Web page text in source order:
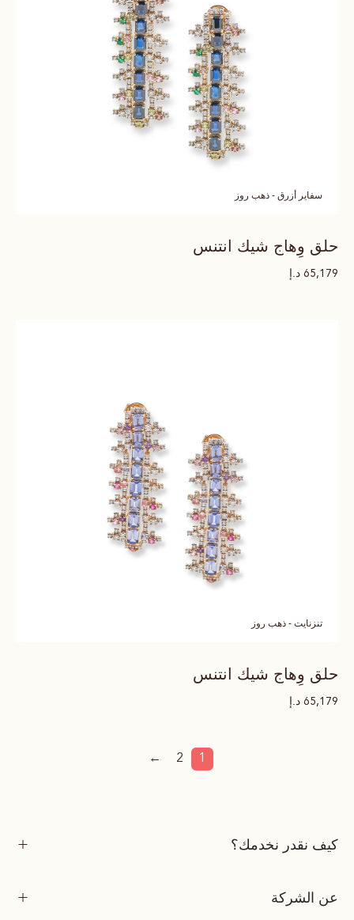
سفاير أزرق - ذهب روز
حلق وِهاج شيك انتنس
65,179 د.إ
تنزنايت - ذهب روز
حلق وِهاج شيك انتنس
65,179 د.إ
1
2
←
كيف نقدر نخدمك؟
عن الشركة